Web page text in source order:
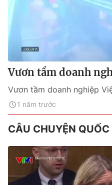
Vươn tầm doanh
Vươn tầm doanh nghiệp
1 năm trước
CÂU CHUYỆN QUỐC